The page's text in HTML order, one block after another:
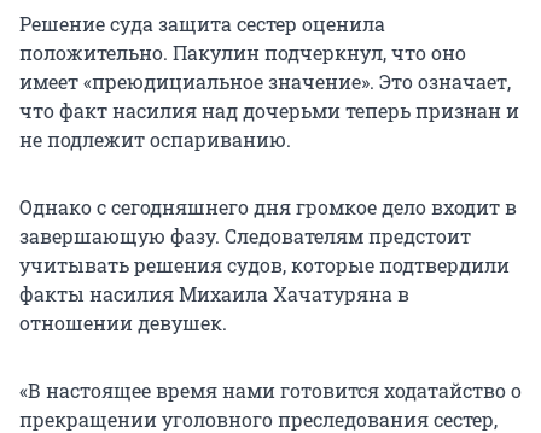
Решение суда защита сестер оценила
положительно. Пакулин подчеркнул, что оно
имеет «преюдициальное значение». Это означает,
что факт насилия над дочерьми теперь признан и
не подлежит оспариванию.
Однако с сегодняшнего дня громкое дело входит в
завершающую фазу. Следователям предстоит
учитывать решения судов, которые подтвердили
факты насилия Михаила Хачатуряна в
отношении девушек.
«В настоящее время нами готовится ходатайство о
прекращении уголовного преследования сестер,